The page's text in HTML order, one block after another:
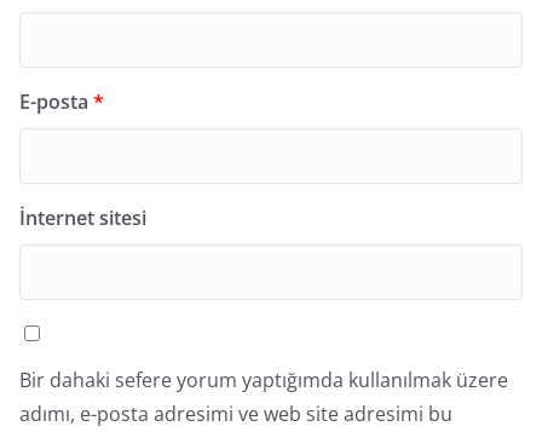
E-posta *
İnternet sitesi
Bir dahaki sefere yorum yaptığımda kullanılmak üzere
adımı, e-posta adresimi ve web site adresimi bu